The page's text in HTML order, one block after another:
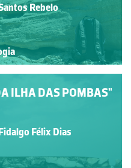
Rebelo
ILHA DAS POMBAS"
Félix Dias